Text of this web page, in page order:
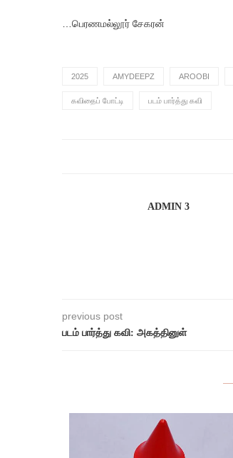
…பெரணமல்லூர் சேகரன்
2025 AMYDEEPZ AROOBI
கவிதைப் போட்டி படம் பார்த்து கவி
ADMIN 3
previous post
படம் பார்த்து கவி: அகத்தினுள்